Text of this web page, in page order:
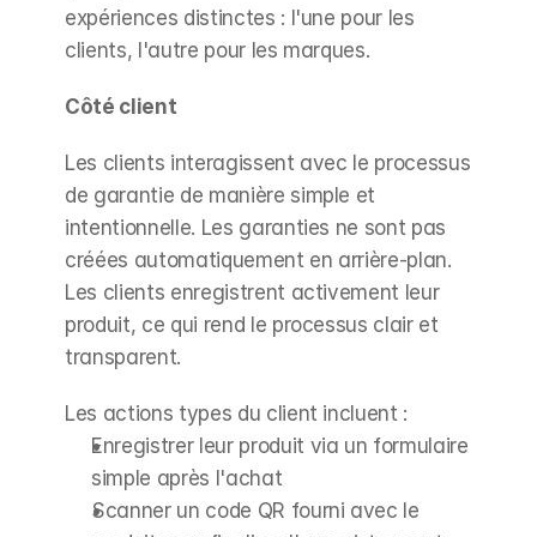
expériences distinctes : l'une pour les
clients, l'autre pour les marques.
Côté client
Les clients interagissent avec le processus
de garantie de manière simple et
intentionnelle. Les garanties ne sont pas
créées automatiquement en arrière-plan.
Les clients enregistrent activement leur
produit, ce qui rend le processus clair et
transparent.
Les actions types du client incluent :
Enregistrer leur produit via un formulaire
simple après l'achat
Scanner un code QR fourni avec le